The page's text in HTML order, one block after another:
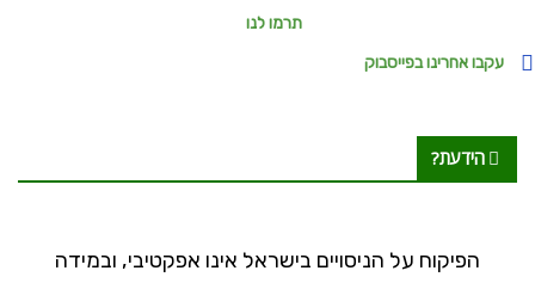
Secondary Sidebar
תרמו לנו
עקבו אחרינו בפייסבוק
הידעת?
הפיקוח על הניסויים בישראל אינו אפקטיבי, ובמידה